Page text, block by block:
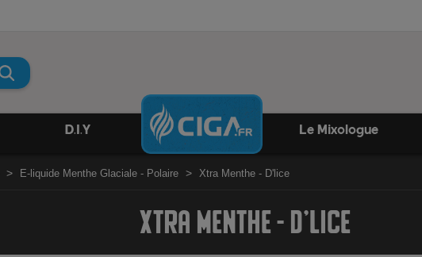
D.I.Y Le Mixologue
E-liquide Menthe Glaciale - Polaire Xtra Menthe - D'lice
XTRA MENTHE - D'LICE